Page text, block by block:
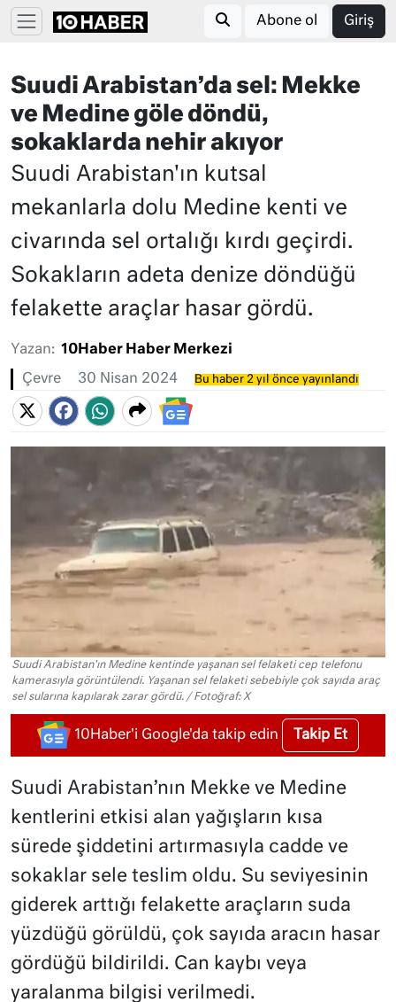
Abone ol Giriş
Suudi Arabistan’da sel: Mekke
ve Medine göle döndü,
sokaklarda nehir akıyor
Suudi Arabistan'ın kutsal
mekanlarla dolu Medine kenti ve
civarında sel ortalığı kırdı geçirdi.
Sokakların adeta denize döndüğü
felakette araçlar hasar gördü.
Yazan: 10Haber Haber Merkezi
Çevre 30 Nisan 2024 Bu haber 2 yıl önce yayınlandı
Suudi Arabistan'ın Medine kentinde yaşanan sel felaketi cep telefonu
kamerasıyla görüntülendi. Yaşanan sel felaketi sebebiyle çok sayıda araç
sel sularına kapılarak zarar gördü. / Fotoğraf: X
10Haber'i Google'da takip edin Takip Et
Suudi Arabistan’nın Mekke ve Medine
kentlerini etkisi alan yağışların kısa
sürede şiddetini artırmasıyla cadde ve
sokaklar sele teslim oldu. Su seviyesinin
giderek arttığı felakette araçların suda
yüzdüğü görüldü, çok sayıda aracın hasar
gördüğü bildirildi. Can kaybı veya
yaralanma bilgisi verilmedi.